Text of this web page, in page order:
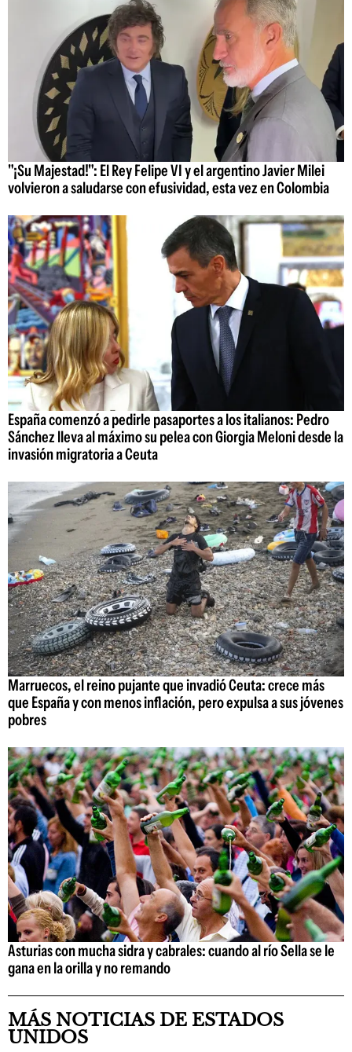
"¡Su Majestad!": El Rey Felipe VI y el argentino Javier Milei
volvieron a saludarse con efusividad, esta vez en Colombia
España comenzó a pedirle pasaportes a los italianos: Pedro
Sánchez lleva al máximo su pelea con Giorgia Meloni desde la
invasión migratoria a Ceuta
Marruecos, el reino pujante que invadió Ceuta: crece más
que España y con menos inflación, pero expulsa a sus jóvenes
pobres
Asturias con mucha sidra y cabrales: cuando al río Sella se le
gana en la orilla y no remando
MÁS NOTICIAS DE ESTADOS
UNIDOS